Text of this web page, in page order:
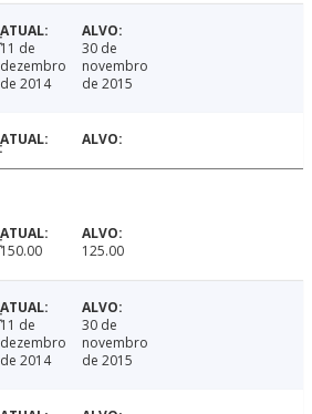
11 de
dezembro
de 2014
30 de
novembro
de 2015
150.00 125.00
11 de
dezembro
de 2014
30 de
novembro
de 2015